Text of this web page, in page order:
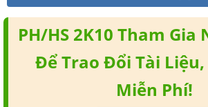
PH/HS 2K10 Tham Gia
Để Trao Đổi Tài Liệu,
Miễn Phí!